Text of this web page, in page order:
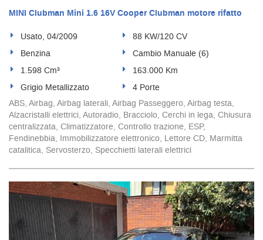
MINI Clubman Mini 1.6 16V Cooper Clubman motore rifatto
Usato, 04/2009
88 KW/120 CV
Benzina
Cambio Manuale (6)
1.598 Cm³
163.000 Km
Grigio Metallizzato
4 Porte
ABS, Airbag, Airbag laterali, Airbag Passeggero, Airbag testa,
Alzacristalli elettrici, Autoradio, Bracciolo, Cerchi in lega, Chiusura
centralizzata, Climatizzatore, Controllo trazione, ESP,
Fendinebbia, Immobilizzatore elettronico, Lettore CD, Marmitta
catalitica, Servosterzo, Specchietti laterali elettrici